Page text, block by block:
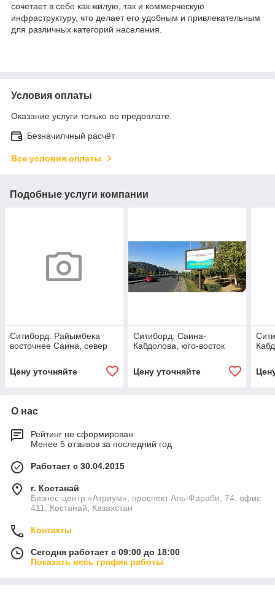
сочетает в себе как жилую, так и коммерческую
инфраструктуру, что делает его удобным и привлекательным
для различных категорий населения.
Условия оплаты
Оказание услуги только по предоплате.
Безначилчный расчёт
Все условия оплаты
Подобные услуги компании
Ситиборд: Райымбека
восточнее Саина, север
Цену уточняйте
Ситиборд: Саина-
Кабдолова, юго-восток
Цену уточняйте
О нас
Рейтинг не сформирован
Менее 5 отзывов за последний год
Работает с 30.04.2015
г. Костанай
Бизнес-центр «Атриум», проспект Аль-Фараби, 74, офис
411, Костанай, Казахстан
Контакты
Сегодня работает с 09:00 до 18:00
Показать весь график работы